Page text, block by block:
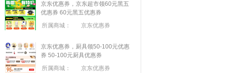
京东优惠券，京东超市领60元黑五
优惠券 60元黑五优惠券
所属商城：
京东优惠券
京东优惠券，厨具领50-100元优惠
券 50-100元厨具优惠券
所属商城：
京东优惠券